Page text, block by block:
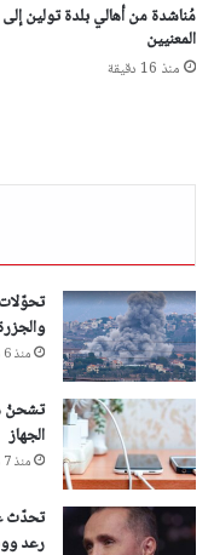
مُناشدة من أهالي بلدة تولين إلى
المعنيين
منذ 16 دقيقة
منذ 6 دقائق
تشحنُ
الجهاز
منذ 7 دقائق
تحدّث
رعد